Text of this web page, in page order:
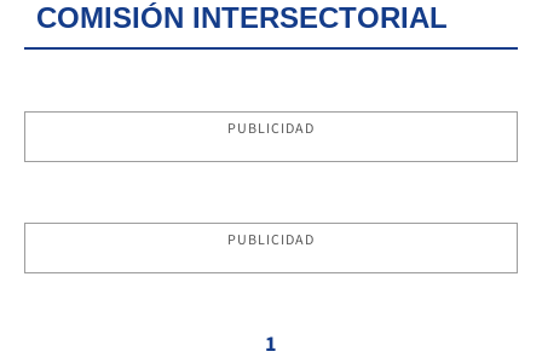
COMISIÓN INTERSECTORIAL
PUBLICIDAD
PUBLICIDAD
1